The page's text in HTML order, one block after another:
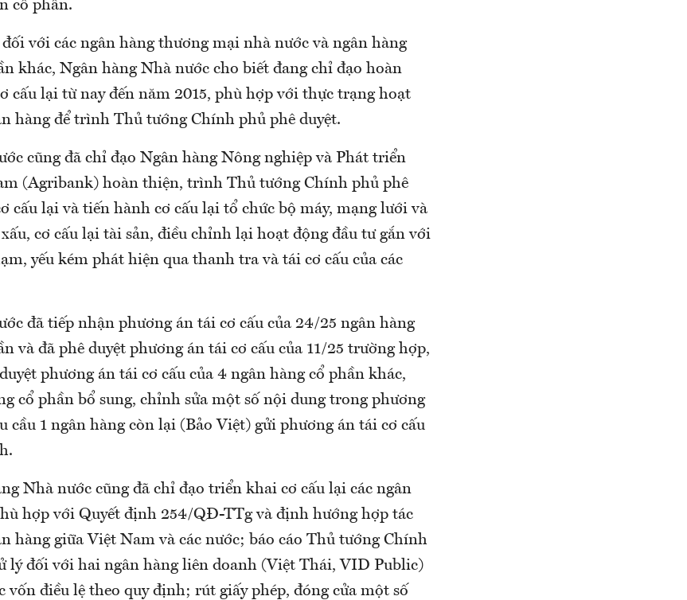
cổ phần.
với các ngân hàng thương mại nhà nước và ngân hàng
khác, Ngân hàng Nhà nước cho biết đang chỉ đạo hoàn
cấu lại từ nay đến năm 2015, phù hợp với thực trạng hoạt
hàng để trình Thủ tướng Chính phủ phê duyệt.
cũng đã chỉ đạo Ngân hàng Nông nghiệp và Phát triển
(Agribank) hoàn thiện, trình Thủ tướng Chính phủ phê
cấu lại và tiến hành cơ cấu lại tổ chức bộ máy, mạng lưới và
cơ cấu lại tài sản, điều chỉnh lại hoạt động đầu tư gắn với
yếu kém phát hiện qua thanh tra và tái cơ cấu của các
đã tiếp nhận phương án tái cơ cấu của 24/25 ngân hàng
và đã phê duyệt phương án tái cơ cấu của 11/25 trường hợp,
phương án tái cơ cấu của 4 ngân hàng cổ phần khác,
cổ phần bổ sung, chỉnh sửa một số nội dung trong phương
cầu 1 ngân hàng còn lại (Bảo Việt) gửi phương án tái cơ cấu
Nhà nước cũng đã chỉ đạo triển khai cơ cấu lại các ngân
hợp với Quyết định 254/QĐ-TTg và định hướng hợp tác
hàng giữa Việt Nam và các nước; báo cáo Thủ tướng Chính
lý đối với hai ngân hàng liên doanh (Việt Thái, VID Public)
vốn điều lệ theo quy định; rút giấy phép, đóng cửa một số